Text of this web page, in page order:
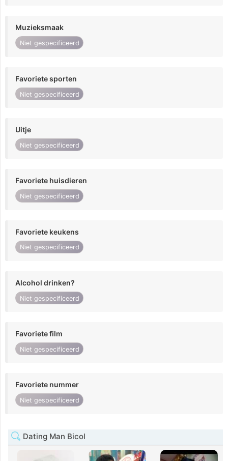
Muzieksmaak
Niet gespecificeerd
Favoriete sporten
Niet gespecificeerd
Uitje
Niet gespecificeerd
Favoriete huisdieren
Niet gespecificeerd
Favoriete keukens
Niet gespecificeerd
Alcohol drinken?
Niet gespecificeerd
Favoriete film
Niet gespecificeerd
Favoriete nummer
Niet gespecificeerd
Dating Man Bicol